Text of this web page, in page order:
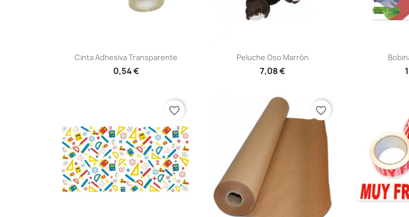
Vista rápida
Cinta Adhesiva Transparente
0,54 €
Vista rápida
Peluche Oso Marrón
7,08 €

favorite_border favorite_border